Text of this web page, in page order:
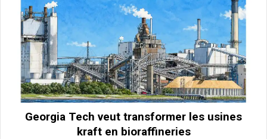
Georgia Tech veut transformer les usines
kraft en bioraffineries